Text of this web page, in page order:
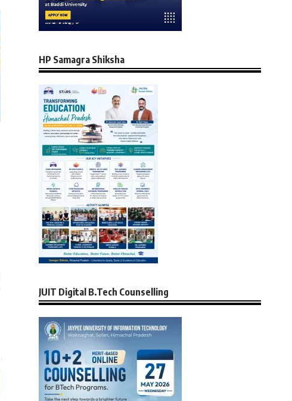
HP Samagra Shiksha
JUIT Digital B.Tech Counselling